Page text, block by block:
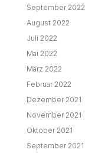
September 2022
August 2022
Juli 2022
Mai 2022
März 2022
Februar 2022
Dezember 2021
November 2021
Oktober 2021
September 2021